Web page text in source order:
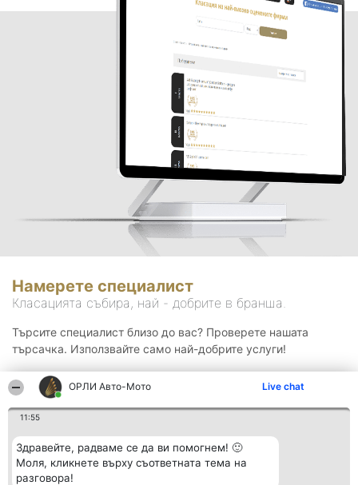
ОРЛИ Aвто-Mото Live chat
11:55
Здравейте, радваме се да ви помогнем! 🙂
Моля, кликнете върху съответната тема на
разговора!
Намерете специалист
Класацията събира, най - добрите в бранша.
Търсите специалист близо до вас? Проверете нашата
търсачка. Използвайте само най-добрите услуги!